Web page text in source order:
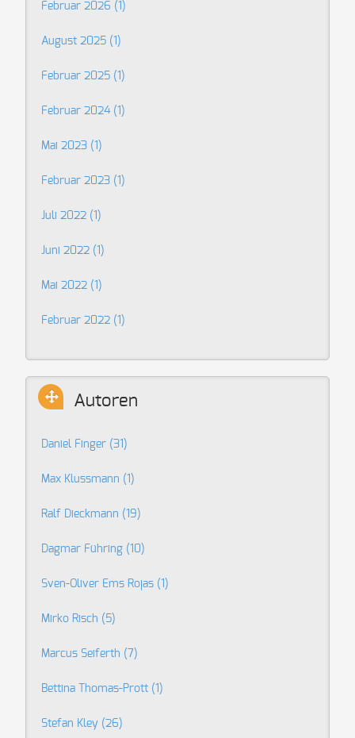
Februar 2026 (1)
August 2025 (1)
Februar 2025 (1)
Februar 2024 (1)
Mai 2023 (1)
Februar 2023 (1)
Juli 2022 (1)
Juni 2022 (1)
Mai 2022 (1)
Februar 2022 (1)
Autoren
Daniel Finger (31)
Max Klussmann (1)
Ralf Dieckmann (19)
Dagmar Führing (10)
Sven-Oliver Ems Rojas (1)
Mirko Risch (5)
Marcus Seiferth (7)
Bettina Thomas-Prott (1)
Stefan Kley (26)